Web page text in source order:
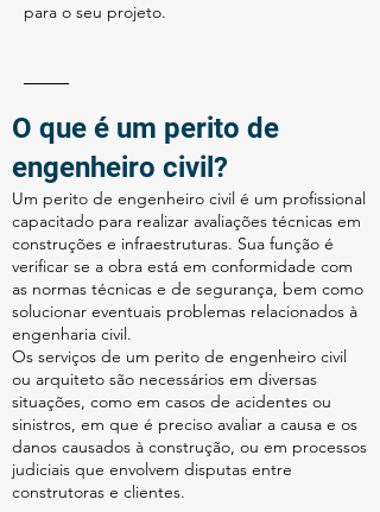
para o seu projeto.
O que é um perito de
engenheiro civil?
Um perito de engenheiro civil é um profissional
capacitado para realizar avaliações técnicas em
construções e infraestruturas. Sua função é
verificar se a obra está em conformidade com
as normas técnicas e de segurança, bem como
solucionar eventuais problemas relacionados à
engenharia civil.
Os serviços de um perito de engenheiro civil
ou arquiteto são necessários em diversas
situações, como em casos de acidentes ou
sinistros, em que é preciso avaliar a causa e os
danos causados à construção, ou em processos
judiciais que envolvem disputas entre
construtoras e clientes.